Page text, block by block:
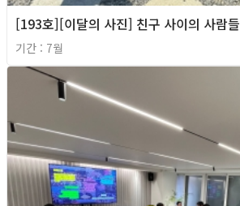
[193호][이달의 사진] 친구 사이의 사람들
기간 : 7월